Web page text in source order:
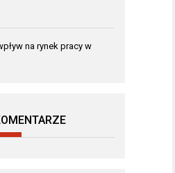
na rynek pracy w